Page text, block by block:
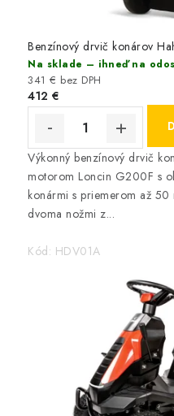
Benzínový drvič konárov
Na sklade – ihneď na
341 € bez DPH
412 €
Výkonný benzínový drvič
motorom Loncin G200F s
konármi s priemerom až 50
dvoma nožmi z...
Kód: HDV01A